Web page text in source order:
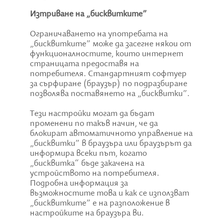
Изтриване на „бисквитките”
Ограничаването на употребата на
„бисквитките” може да засегне някои от
функционалностите, които интернет
страницата предоставя на
потребителя. Стандартният софтуер
за сърфиране (браузър) по подразбиране
позволява поставянето на „бисквитки”.
Тези настройки могат да бъдат
променени по такъв начин, че да
блокират автоматичното управление на
„бисквитки” в браузъра или браузърът да
информира всеки път, когато
„бисквитка“ бъде закачена на
устройството на потребителя.
Подробна информация за
възможностите това и как се използват
„бисквитките” е на разположение в
настройките на браузъра ви.